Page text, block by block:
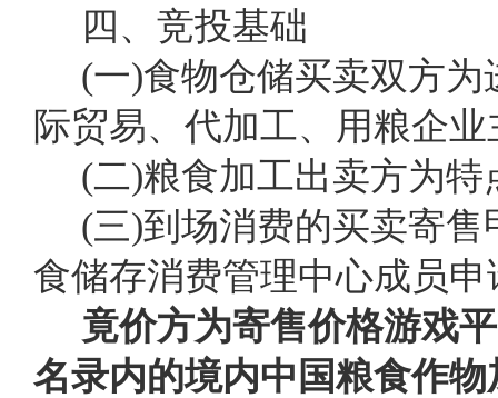
四、竞投基础
(一)食物仓储买卖双方
际贸易、代加工、用粮企业
(二)粮食加工出卖方为
(三)到场消费的买卖寄
食储存消费管理中心成员
竟价方为寄售价格游戏
名录内的境内中国粮食作